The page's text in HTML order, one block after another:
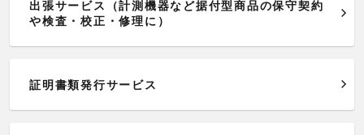
出張サービス（計測機器など据付型商品の保守契約
や検査・校正・修理に）
証明書類発行サービス